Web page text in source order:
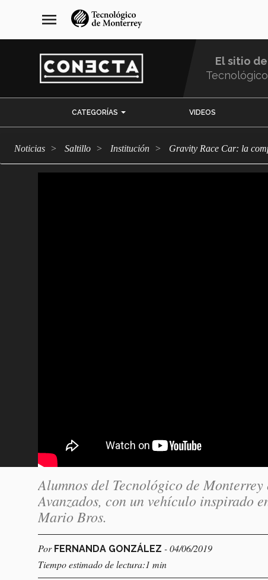
navegación
principal
menu
El sitio
CATEGORÍAS VIDEOS
Noticias Saltillo Institución Gravity Race Car: la
Alumnos del Tecnológico de
Avanzados, con un vehículo inspirado
Mario Bros.
Por FERNANDA GONZÁLEZ - 04/06/2019
Tiempo estimado de lectura:1 min